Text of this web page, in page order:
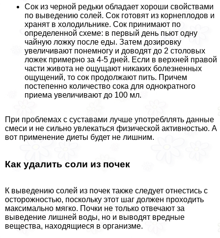
Сок из черной редьки обладает хороши свойствами
по выведению солей. Сок готовят из корнеплодов и
хранят в холодильнике. Сок принимают по
определенной схеме: в первый день пьют одну
чайную ложку после еды. Затем дозировку
увеличивают понемногу и доводят до 2 столовых
ложек примерно за 4-5 дней. Если в верхней правой
части живота не ощущают никаких болезненных
ощущений, то сок продолжают пить. Причем
постепенно количество сока для однократного
приема увеличивают до 100 мл.
При проблемах с суставами лучше употрeбллять данные
смеси и не сильно увлекаться физической активностью. А
вот применение диеты будет не лишним.
Как удалить соли из почек
К выведению солей из почек также следует отнестись с
осторожностью, поскольку этот шаг должен проходить
максимально мягко. Почки не только отвечают за
выведение лишней воды, но и выводят вредные
вещества, находящиеся в организме.